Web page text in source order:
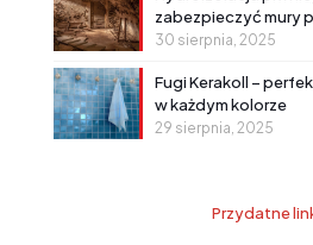
zabezpieczyć mury
30 sierpnia, 2025
Fugi Kerakoll –
w każdym kolorze
29 sierpnia, 2025
Przydatne